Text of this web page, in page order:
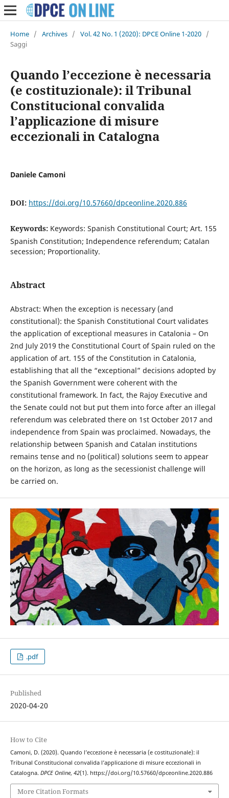
Home / Archives / Vol. 42 No. 1 (2020): DPCE Online 1-2020 /
Saggi
Quando l’eccezione è necessaria
(e costituzionale): il Tribunal
Constitucional convalida
l’applicazione di misure
eccezionali in Catalogna
Daniele Camoni
DOI: https://doi.org/10.57660/dpceonline.2020.886
Keywords: Keywords: Spanish Constitutional Court; Art. 155
Spanish Constitution; Independence referendum; Catalan
secession; Proportionality.
Abstract
Abstract: When the exception is necessary (and
constitutional): the Spanish Constitutional Court validates
the application of exceptional measures in Catalonia – On
2nd July 2019 the Constitutional Court of Spain ruled on the
application of art. 155 of the Constitution in Catalonia,
establishing that all the “exceptional” decisions adopted by
the Spanish Government were coherent with the
constitutional framework. In fact, the Rajoy Executive and
the Senate could not but put them into force after an illegal
referendum was celebrated there on 1st October 2017 and
independence from Spain was proclaimed. Nowadays, the
relationship between Spanish and Catalan institutions
remains tense and no (political) solutions seem to appear
on the horizon, as long as the secessionist challenge will
be carried on.
.pdf
Published
2020-04-20
How to Cite
Camoni, D. (2020). Quando l’eccezione è necessaria (e costituzionale): il
Tribunal Constitucional convalida l’applicazione di misure eccezionali in
Catalogna. DPCE Online, 42(1). https://doi.org/10.57660/dpceonline.2020.886
More Citation Formats